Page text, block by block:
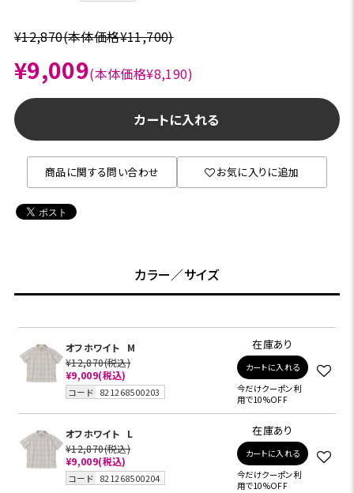
¥12,870(本体価格¥11,700)
¥9,009(本体価格¥8,190)
カートに入れる
商品に関する問い合わせ お気に入りに追加
カラー／サイズ
オフホワイト
M
¥12,870(税込)
¥9,009(税込)
コード 821268500203
在庫あり
カートに入れる
今だけクーポン利
用で10%OFF
オフホワイト
L
¥12,870(税込)
¥9,009(税込)
コード 821268500204
在庫あり
カートに入れる
今だけクーポン利
用で10%OFF